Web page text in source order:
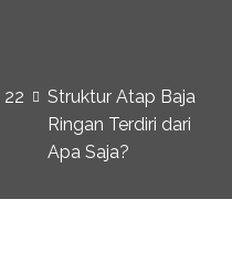
22
Struktur Atap Baja
Ringan Terdiri dari
Apa Saja?